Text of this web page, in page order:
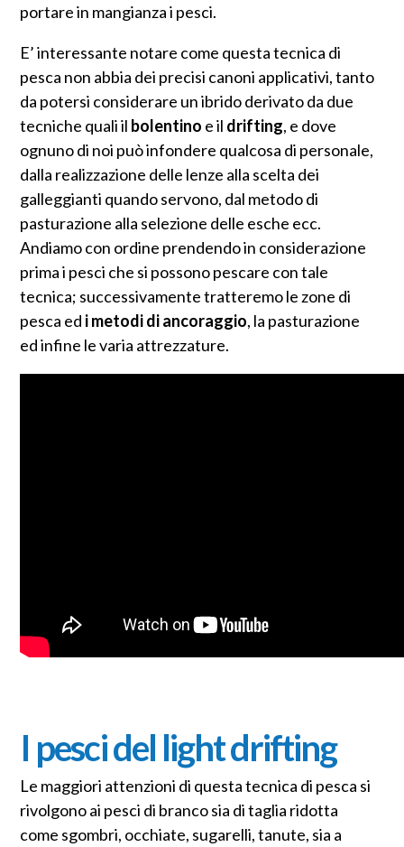
portare in mangianza i pesci.
E’ interessante notare come questa tecnica di
pesca non abbia dei precisi canoni applicativi, tanto
da potersi considerare un ibrido derivato da due
tecniche quali il bolentino e il drifting, e dove
ognuno di noi può infondere qualcosa di personale,
dalla realizzazione delle lenze alla scelta dei
galleggianti quando servono, dal metodo di
pasturazione alla selezione delle esche ecc.
Andiamo con ordine prendendo in considerazione
prima i pesci che si possono pescare con tale
tecnica; successivamente tratteremo le zone di
pesca ed i metodi di ancoraggio, la pasturazione
ed infine le varia attrezzature.
I pesci del light drifting
Le maggiori attenzioni di questa tecnica di pesca si
rivolgono ai pesci di branco sia di taglia ridotta
come sgombri, occhiate, sugarelli, tanute, sia a